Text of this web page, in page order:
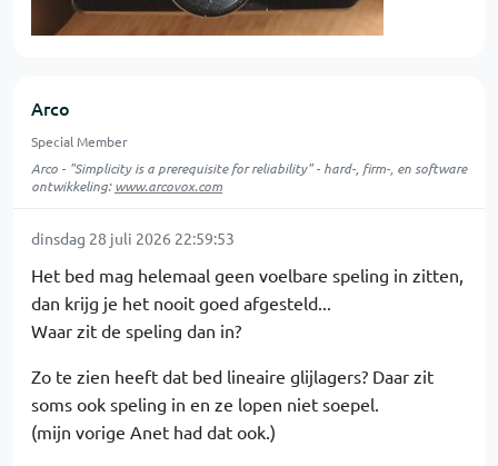
Arco
Special Member
Arco - "Simplicity is a prerequisite for reliability" - hard-, firm-, en software
ontwikkeling:www.arcovox.com
dinsdag 28 juli 2026 22:59:53
Het bed mag helemaal geen voelbare speling in zitten,
dan krijg je het nooit goed afgesteld...
Waar zit de speling dan in?
Zo te zien heeft dat bed lineaire glijlagers? Daar zit
soms ook speling in en ze lopen niet soepel.
(mijn vorige Anet had dat ook.)